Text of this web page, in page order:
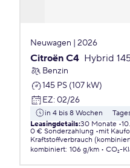
Neuwagen | 2026
Citroën C4 Hybrid
Benzin
145 PS (107 kW)
EZ: 02/26
in 4 bis 8 Wochen
Leasingdetails:30 Monate
0 € Sonderzahlung
mit
Kraftstoffverbrauch
kombiniert: 106 g/km CO₂-